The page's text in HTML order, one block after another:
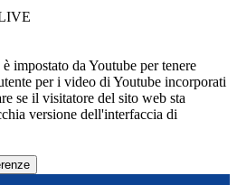
impostato da Youtube per tenere
per i video di Youtube incorporati
se il visitatore del sito web sta
versione dell'interfaccia di